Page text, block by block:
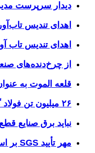
دیدار سرپرست
اهدای تندیس
اهدای تندیس تاب
از چرخ‌دنده‌های صنعت تا مسیر عشق؛ ۱۰
قلعه الموت به
۲۶ میلیون تن فولاد گمشده؛ وقتی ناترازی انرژی بزرگ‌ترین مانع تولید می‌شود
نباید برق صنایع
مهر تأیید SGS بر استانداردهای جهانیِ شرکت عملیات اکتشاف نفت